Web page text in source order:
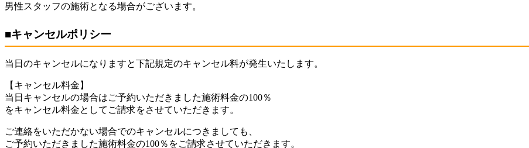
男性スタッフの施術となる場合がございます。
■キャンセルポリシー
当日のキャンセルになりますと下記規定のキャンセル料が発生いたします。
【キャンセル料金】
当日キャンセルの場合はご予約いただきました施術料金の100％
をキャンセル料金としてご請求をさせていただきます。
ご連絡をいただかない場合でのキャンセルにつきましても、
ご予約いただきました施術料金の100％をご請求させていただきます。